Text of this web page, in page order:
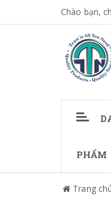
Chào bạn,
PHẨM
Trang